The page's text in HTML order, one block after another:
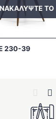
Previous
230-39
ΤΟ